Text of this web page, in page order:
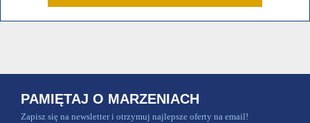
PAMIĘTAJ O MARZENIACH
Zapisz się na newsletter i otrzymuj najlepsze oferty na email!